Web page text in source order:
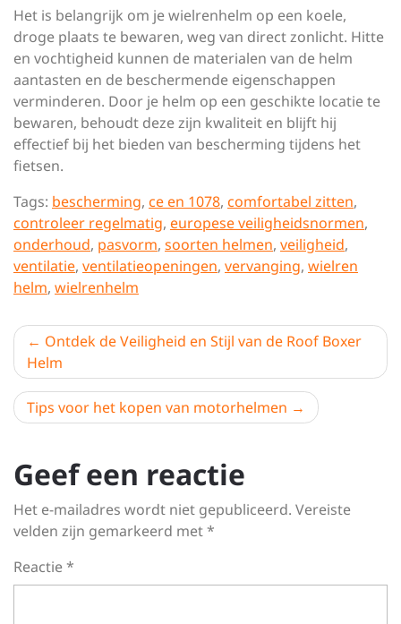
Het is belangrijk om je wielrenhelm op een koele,
droge plaats te bewaren, weg van direct zonlicht. Hitte
en vochtigheid kunnen de materialen van de helm
aantasten en de beschermende eigenschappen
verminderen. Door je helm op een geschikte locatie te
bewaren, behoudt deze zijn kwaliteit en blijft hij
effectief bij het bieden van bescherming tijdens het
fietsen.
Tags: bescherming, ce en 1078, comfortabel zitten,
controleer regelmatig, europese veiligheidsnormen,
onderhoud, pasvorm, soorten helmen, veiligheid,
ventilatie, ventilatieopeningen, vervanging, wielren
helm, wielrenhelm
Berichtnavigatie
Ontdek de Veiligheid en Stijl van de Roof Boxer
Helm
Tips voor het kopen van motorhelmen
Geef een reactie
Het e-mailadres wordt niet gepubliceerd. Vereiste
velden zijn gemarkeerd met*
Reactie*